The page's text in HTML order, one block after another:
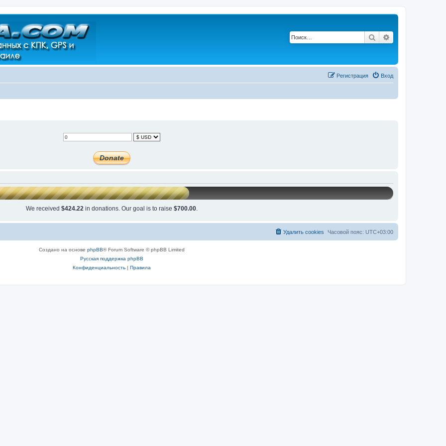
Поиск
Вход
Регистрация
We received $424.22 in donations. Our goal is to raise $700.00.
Часовой пояс: UTC+03:00
Удалить cookies
Создано на основе phpBB® Forum Software © phpBB Limited
Русская поддержка phpBB
Конфиденциальность| Правила